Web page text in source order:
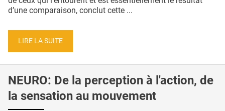
d’une comparaison, conclut cette ...
LIRE LA SUITE
NEURO: De la perception à l'action, de
la sensation au mouvement